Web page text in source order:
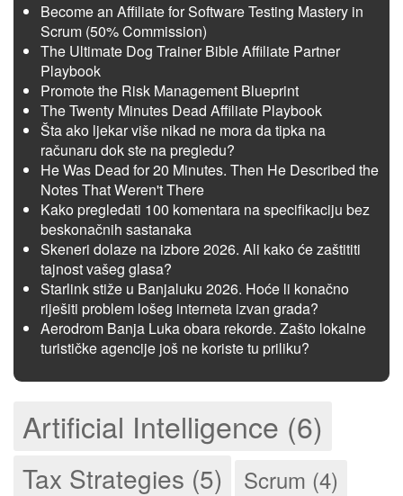
Become an Affiliate for Software Testing Mastery in
Scrum (50% Commission)
The Ultimate Dog Trainer Bible Affiliate Partner
Playbook
Promote the Risk Management Blueprint
The Twenty Minutes Dead Affiliate Playbook
Šta ako ljekar više nikad ne mora da tipka na
računaru dok ste na pregledu?
He Was Dead for 20 Minutes. Then He Described the
Notes That Weren't There
Kako pregledati 100 komentara na specifikaciju bez
beskonačnih sastanaka
Skeneri dolaze na izbore 2026. Ali kako će zaštititi
tajnost vašeg glasa?
Starlink stiže u Banjaluku 2026. Hoće li konačno
riješiti problem lošeg interneta izvan grada?
Aerodrom Banja Luka obara rekorde. Zašto lokalne
turističke agencije još ne koriste tu priliku?
Artificial Intelligence (6)
Tax Strategies (5) Scrum (4)